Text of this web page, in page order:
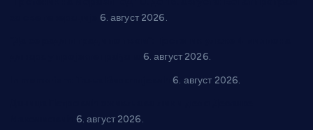
6. август 2026.
6. август 2026.
6. август 2026.
6. август 2026.